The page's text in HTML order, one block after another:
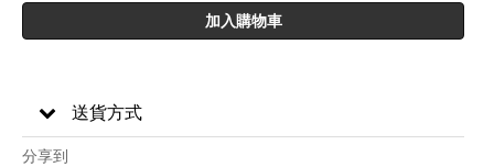
加入購物車
送貨方式
分享到